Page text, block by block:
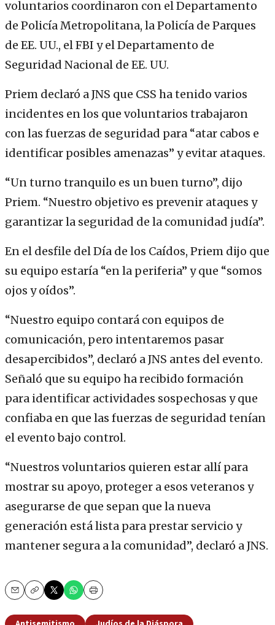
voluntarios coordinaron con el Departamento
de Policía Metropolitana, la Policía de Parques
de EE. UU., el FBI y el Departamento de
Seguridad Nacional de EE. UU.
Priem declaró a JNS que CSS ha tenido varios
incidentes en los que voluntarios trabajaron
con las fuerzas de seguridad para “atar cabos e
identificar posibles amenazas” y evitar ataques.
“Un turno tranquilo es un buen turno”, dijo
Priem. “Nuestro objetivo es prevenir ataques y
garantizar la seguridad de la comunidad judía”.
En el desfile del Día de los Caídos, Priem dijo que
su equipo estaría “en la periferia” y que “somos
ojos y oídos”.
“Nuestro equipo contará con equipos de
comunicación, pero intentaremos pasar
desapercibidos”, declaró a JNS antes del evento.
Señaló que su equipo ha recibido formación
para identificar actividades sospechosas y que
confiaba en que las fuerzas de seguridad tenían
el evento bajo control.
“Nuestros voluntarios quieren estar allí para
mostrar su apoyo, proteger a esos veteranos y
asegurarse de que sepan que la nueva
generación está lista para prestar servicio y
mantener segura a la comunidad”, declaró a JNS.
EmailCopy Print